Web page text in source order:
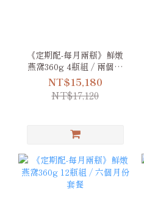
《定期配-每月兩瓶》鮮燉
燕窩360g 4瓶組 / 兩個月
份套餐
NT$15,180
NT$17,120